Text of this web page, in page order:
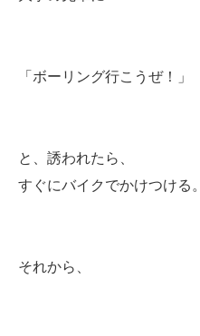
「ボーリング行こうぜ！」
と、誘われたら、
すぐにバイクでかけつける。
それから、